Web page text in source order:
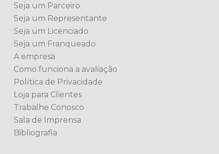
Seja um Parceiro
Seja um Representante
Seja um Licenciado
Seja um Franqueado
A empresa
Como funciona a avaliação
Política de Privacidade
Loja para Clientes
Trabalhe Conosco
Sala de Imprensa
Bibliografia